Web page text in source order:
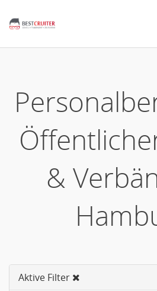
&
Aktive Filter